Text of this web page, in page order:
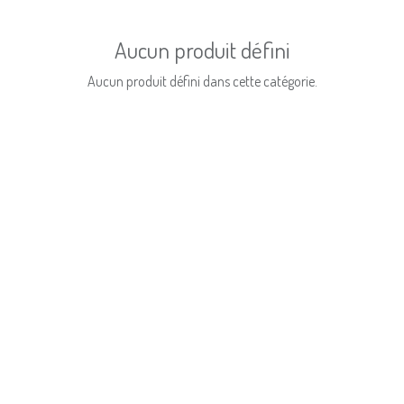
Aucun produit défini
Aucun produit défini dans cette catégorie.